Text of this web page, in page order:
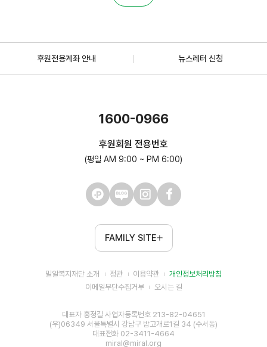
후원전용계좌 안내 뉴스레터 신청
1600-0966
후원회원 전용번호
(평일 AM 9:00 ~ PM 6:00)
FAMILY SITE
밀알복지재단 소개 정관 이용약관
개인정보처리방침
이메일무단수집거부
오시는 길
대표자 홍정길 사업자등록번호 213-82-04651
(우)06349 서울특별시 강남구 밤고개로1길 34 (수서동)
대표전화 02-3411-4664
miral@miral.org